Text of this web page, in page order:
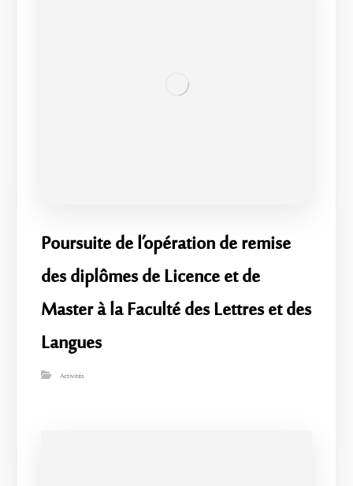
​Poursuite de l’opération de remise
des diplômes de Licence et de
Master à la Faculté des Lettres et des
Langues
Activités